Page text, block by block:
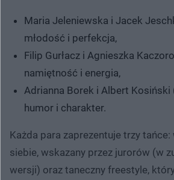
Maria Jeleniewska i Jacek
młodość i perfekcja,
Filip Gurłacz i Agnieszka
namiętność i energia,
Adrianna Borek i Albert Kosiński
humor i charakter.
Każda para zaprezentuje trzy tańce:
siebie, wskazany przez jurorów (w
wersji) oraz taneczny freestyle,